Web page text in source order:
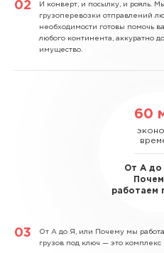
И конверт, и посылку, и рояль.
грузоперевозки отправлений
необходимости готовы помочь
любого континента, аккуратно
имущество.
60
От А до
работаем
От А до Я, или Почему мы
грузов под ключ — это